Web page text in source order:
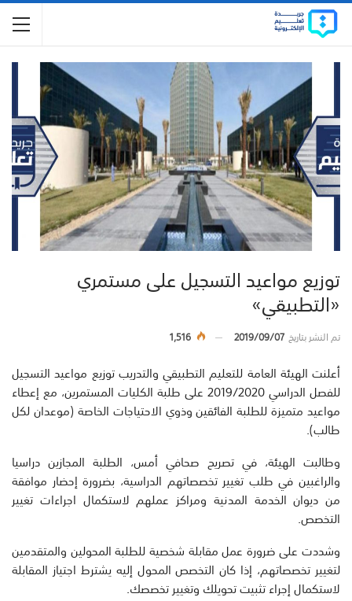
توزيع مواعيد التسجيل على مستمري
«التطبيقي»
تم النشر بتاريخ2019/09/07
1,516
أعلنت الهيئة العامة للتعليم التطبيقي والتدريب توزيع مواعيد التسجيل
للفصل الدراسي 2019/2020 على طلبة الكليات المستمرين، مع إعطاء
مواعيد متميزة للطلبة الفائقين وذوي الاحتياجات الخاصة (موعدان لكل
طالب).
وطالبت الهيئة، في تصريح صحافي أمس، الطلبة المجازين دراسيا
والراغبين في طلب تغيير تخصصاتهم الدراسية، بضرورة إحضار موافقة
من ديوان الخدمة المدنية ومراكز عملهم لاستكمال اجراءات تغيير
التخصص.
وشددت على ضرورة عمل مقابلة شخصية للطلبة المحولين والمتقدمين
لتغيير تخصصاتهم، إذا كان التخصص المحول إليه يشترط اجتياز المقابلة
لاستكمال إجراء تثبيت تحويلك وتغيير تخصصك.